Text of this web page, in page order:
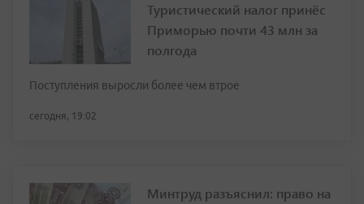
Туристический налог принёс
Приморью почти 43 млн за
полгода
Поступления выросли более чем втрое
сегодня, 19:02
Минтруд разъяснил: право на